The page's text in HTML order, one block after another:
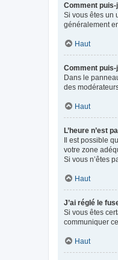
Comment
Si vous êtes un
généralement
Haut
Comment
Dans le
des
Haut
L’heure n’est
Il est possible
votre zone
Si vous n’êtes
Haut
J’ai réglé le
Si vous êtes
communiquer
Haut